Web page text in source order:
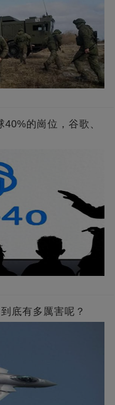
的崗位，谷歌、
底有多厲害呢？